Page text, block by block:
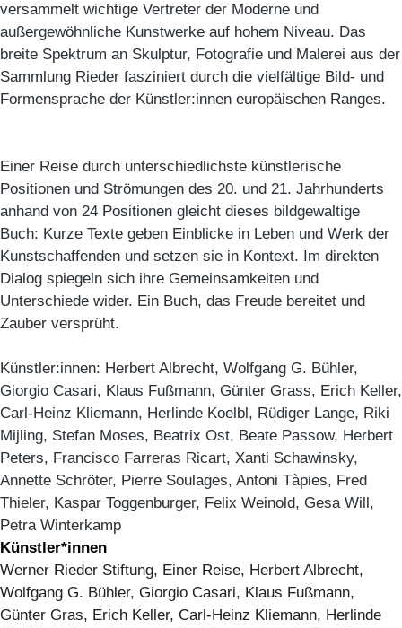
versammelt wichtige Vertreter der Moderne und
außergewöhnliche Kunstwerke auf hohem Niveau. Das
breite Spektrum an Skulptur, Fotografie und Malerei aus der
Sammlung Rieder fasziniert durch die vielfältige Bild- und
Formensprache der Künstler:innen europäischen Ranges.
Einer Reise durch unterschiedlichste künstlerische
Positionen und Strömungen des 20. und 21. Jahrhunderts
anhand von 24 Positionen gleicht dieses bildgewaltige
Buch: Kurze Texte geben Einblicke in Leben und Werk der
Kunstschaffenden und setzen sie in Kontext. Im direkten
Dialog spiegeln sich ihre Gemeinsamkeiten und
Unterschiede wider. Ein Buch, das Freude bereitet und
Zauber versprüht.
Künstler:innen: Herbert Albrecht, Wolfgang G. Bühler,
Giorgio Casari, Klaus Fußmann, Günter Grass, Erich Keller,
Carl-Heinz Kliemann, Herlinde Koelbl, Rüdiger Lange, Riki
Mijling, Stefan Moses, Beatrix Ost, Beate Passow, Herbert
Peters, Francisco Farreras Ricart, Xanti Schawinsky,
Annette Schröter, Pierre Soulages, Antoni Tàpies, Fred
Thieler, Kaspar Toggenburger, Felix Weinold, Gesa Will,
Petra Winterkamp
Künstler*innen
Werner Rieder Stiftung, Einer Reise, Herbert Albrecht,
Wolfgang G. Bühler, Giorgio Casari, Klaus Fußmann,
Günter Gras, Erich Keller, Carl-Heinz Kliemann, Herlinde